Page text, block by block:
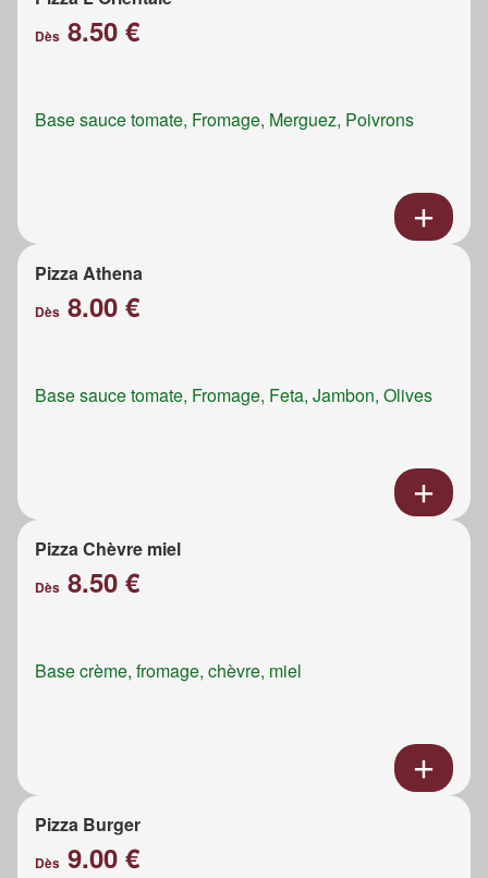
Dès 8.50 €
Base sauce tomate, Fromage, Merguez, Poivrons
Pizza Athena
Dès 8.00 €
Base sauce tomate, Fromage, Feta, Jambon, Olives
Pizza Chèvre miel
Dès 8.50 €
Base crème, fromage, chèvre, miel
Pizza Burger
Dès 9.00 €